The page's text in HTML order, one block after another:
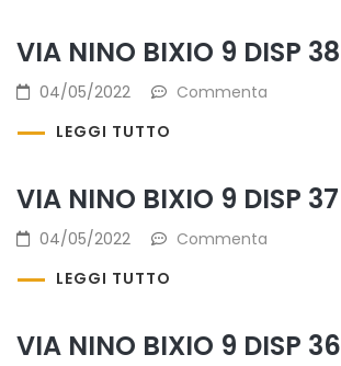
VIA NINO BIXIO 9 DISP 38
04/05/2022
Commenta
LEGGI TUTTO
VIA NINO BIXIO 9 DISP 37
04/05/2022
Commenta
LEGGI TUTTO
VIA NINO BIXIO 9 DISP 36